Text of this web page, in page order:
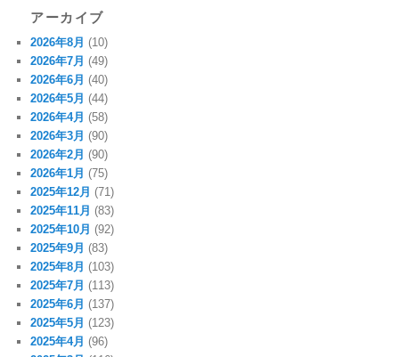
アーカイブ
2026年8月 (10)
2026年7月 (49)
2026年6月 (40)
2026年5月 (44)
2026年4月 (58)
2026年3月 (90)
2026年2月 (90)
2026年1月 (75)
2025年12月 (71)
2025年11月 (83)
2025年10月 (92)
2025年9月 (83)
2025年8月 (103)
2025年7月 (113)
2025年6月 (137)
2025年5月 (123)
2025年4月 (96)